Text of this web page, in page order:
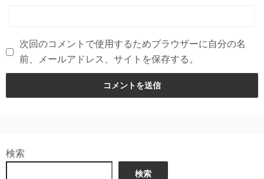
次回のコメントで使用するためブラウザーに自分の名
前、メールアドレス、サイトを保存する。
検索
検索